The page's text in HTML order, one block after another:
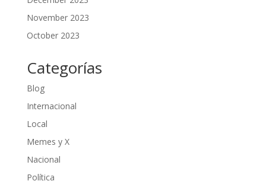
November 2023
October 2023
Categorías
Blog
Internacional
Local
Memes y X
Nacional
Política